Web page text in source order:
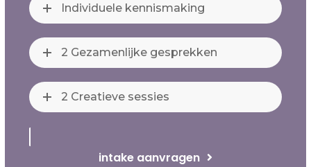
Individuele kennismaking
2 Gezamenlijke gesprekken
2 Creatieve sessies
intake aanvragen